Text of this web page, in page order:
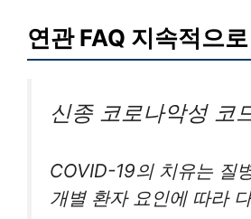
연관 FAQ 지속적으
신종 코로나악성 코
COVID-19의 치유는 질
개별 환자 요인에 따라